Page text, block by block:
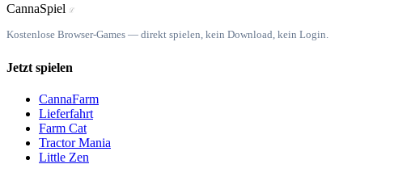
CannaSpiel ℒ
Kostenlose Browser-Games — direkt spielen, kein Download, kein Login.
Jetzt spielen
CannaFarm
Lieferfahrt
Farm Cat
Tractor Mania
Little Zen